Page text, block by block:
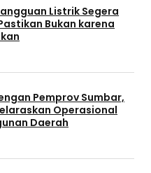
Listrik Segera
Bukan karena
Pemprov Sumbar,
Operasional
Daerah